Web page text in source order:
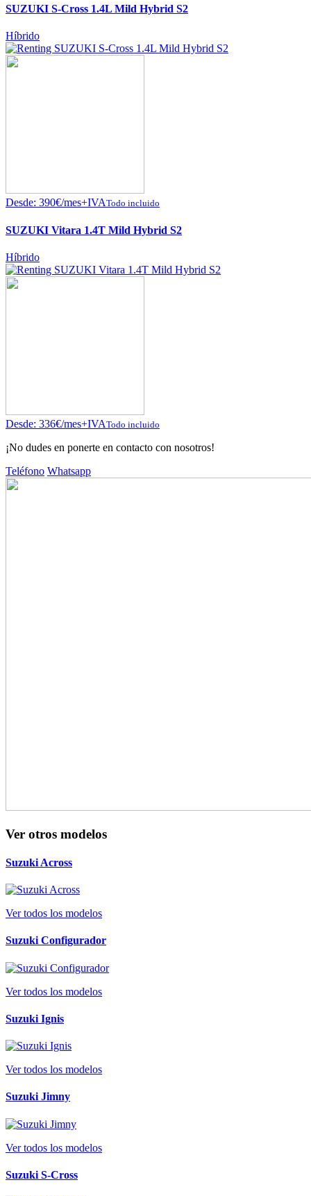
SUZUKI S-Cross 1.4L Mild Hybrid S2
Híbrido
Desde: 390€/mes+IVATodo incluido
SUZUKI Vitara 1.4T Mild Hybrid S2
Híbrido
Desde: 336€/mes+IVATodo incluido
¡No dudes en ponerte en contacto con nosotros!
Teléfono Whatsapp
Ver otros modelos
Suzuki Across
Ver todos los modelos
Suzuki Configurador
Ver todos los modelos
Suzuki Ignis
Ver todos los modelos
Suzuki Jimny
Ver todos los modelos
Suzuki S-Cross